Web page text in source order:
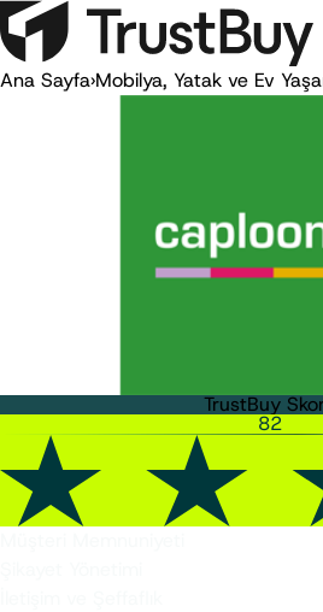
Ana Sayfa›Mobilya, Yatak ve Ev
TrustBuy
82